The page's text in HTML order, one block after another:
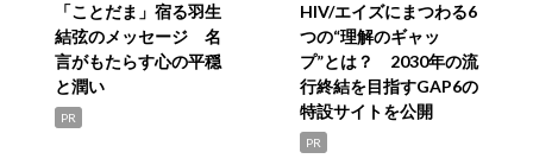
「ことだま」宿る羽生
結弦のメッセージ 名
言がもたらす心の平穏
と潤い
PR
HIV/エイズにまつわる6
つの“理解のギャッ
プ”とは？ 2030年の流
行終結を目指すGAP6の
特設サイトを公開
PR